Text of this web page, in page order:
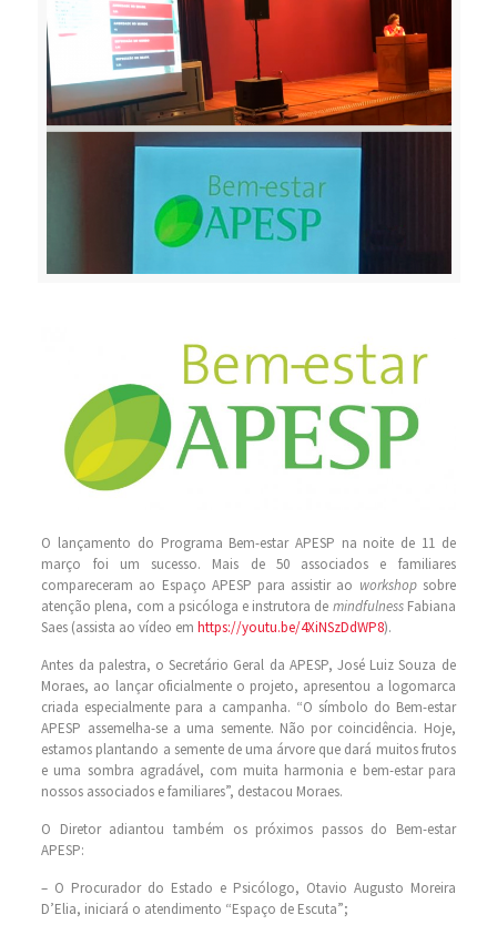
O lançamento do Programa Bem-estar APESP na noite de 11 de
março foi um sucesso. Mais de 50 associados e familiares
compareceram ao Espaço APESP para assistir ao workshopsobre
atenção plena, com a psicóloga e instrutora de mindfulnessFabiana
Saes (assista ao vídeo emhttps://youtu.be/4XiNSzDdWP8).
Antes da palestra, o Secretário Geral da APESP, José Luiz Souza de
Moraes, ao lançar oficialmente o projeto, apresentou a logomarca
criada especialmente para a campanha. “O símbolo do Bem-estar
APESP assemelha-se a uma semente. Não por coincidência. Hoje,
estamos plantando a semente de uma árvore que dará muitos frutos
e uma sombra agradável, com muita harmonia e bem-estar para
nossos associados e familiares”, destacou Moraes.
O Diretor adiantou também os próximos passos do Bem-estar
APESP:
– O Procurador do Estado e Psicólogo, Otavio Augusto Moreira
D’Elia, iniciará o atendimento “Espaço de Escuta”;